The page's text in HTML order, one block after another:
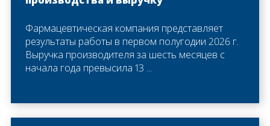
Фармацевтическая компания представляет
результаты работы в первом полугодии 2026 г.
Выручка производителя за шесть месяцев с
начала года превысила 13 ...